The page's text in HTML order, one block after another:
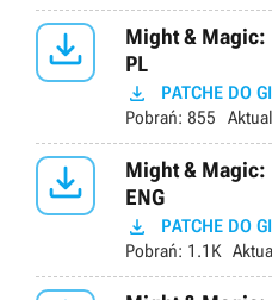

Might & Magic:
PL
 PATCHE DO
Pobrań: 855

Might & Magic:
ENG
 PATCHE DO
Pobrań: 1.1K